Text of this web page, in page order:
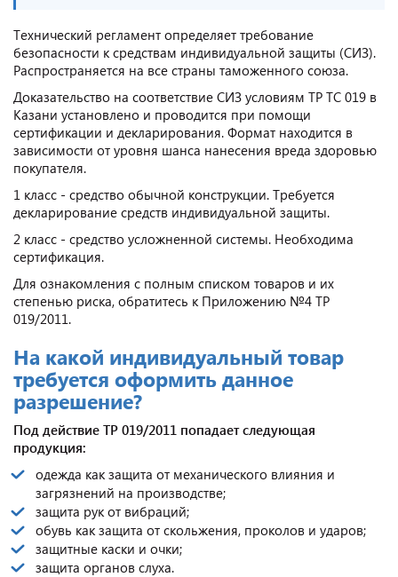
Технический регламент определяет требование
безопасности к средствам индивидуальной защиты (СИЗ).
Распространяется на все страны таможенного союза.
Доказательство на соответствие СИЗ условиям ТР ТС 019 в
Казани установлено и проводится при помощи
сертификации и декларирования. Формат находится в
зависимости от уровня шанса нанесения вреда здоровью
покупателя.
1 класс - средство обычной конструкции. Требуется
декларирование средств индивидуальной защиты.
2 класс - средство усложненной системы. Необходима
сертификация.
Для ознакомления с полным списком товаров и их
степенью риска, обратитесь к Приложению №4 ТР
019/2011.
На какой индивидуальный товар
требуется оформить данное
разрешение?
Под действие ТР 019/2011 попадает следующая
продукция:
одежда как защита от механического влияния и
загрязнений на производстве;
защита рук от вибраций;
обувь как защита от скольжения, проколов и ударов;
защитные каски и очки;
защита органов слуха.